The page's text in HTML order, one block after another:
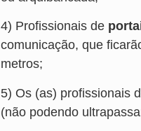
4) Profissionais de
comunicação, que
metros;
5) Os (as) profissionais
(não podendo